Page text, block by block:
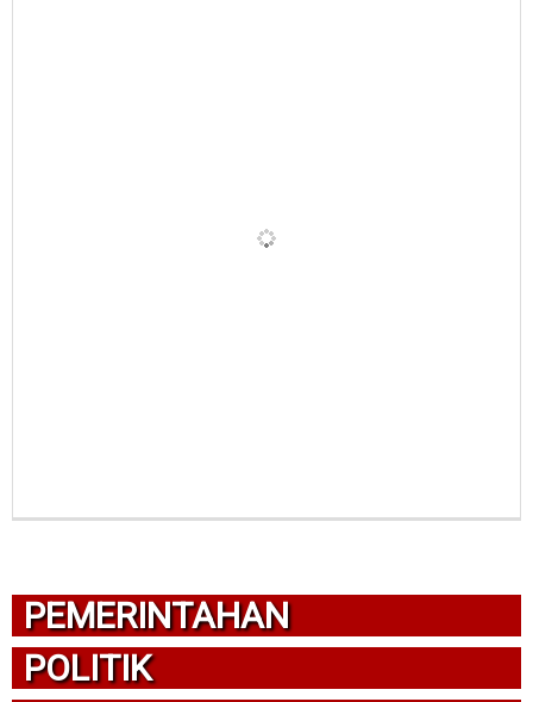
PEMERINTAHAN
POLITIK